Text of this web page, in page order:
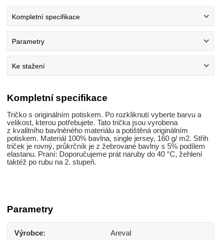
Kompletní specifikace
Parametry
Ke stažení
Kompletní specifikace
Tričko s originálním potiskem. Po rozkliknutí vyberte barvu a
velikost, kterou potřebujete. Tato trička jsou vyrobena
z kvalitního bavlněného materiálu a potištěná originálním
potiskem. Materiál 100% bavlna, single jersey, 160 g/ m2. Střih
triček je rovný, průkrčník je z žebrované bavlny s 5% podílem
elastanu. Praní: Doporučujeme prát naruby do 40 °C, žehlení
taktéž po rubu na 2. stupeň.
Parametry
Výrobce Areval